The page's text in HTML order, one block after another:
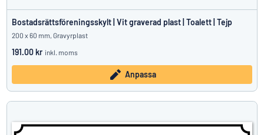
Bostadsrättsföreningsskylt | Vit graverad plast | Toalett | Tejp
200 x 60 mm, Gravyrplast
191.00 kr inkl. moms
Anpassa